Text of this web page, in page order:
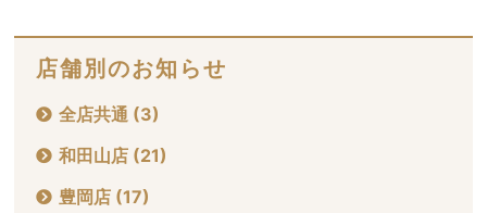
店舗別のお知らせ
全店共通 (3)
和田山店 (21)
豊岡店 (17)